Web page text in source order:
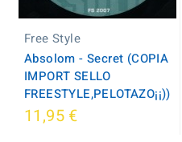
Free Style
Absolom - Secret (COPIA
IMPORT SELLO
FREESTYLE,PELOTAZO¡¡))
11,95 €